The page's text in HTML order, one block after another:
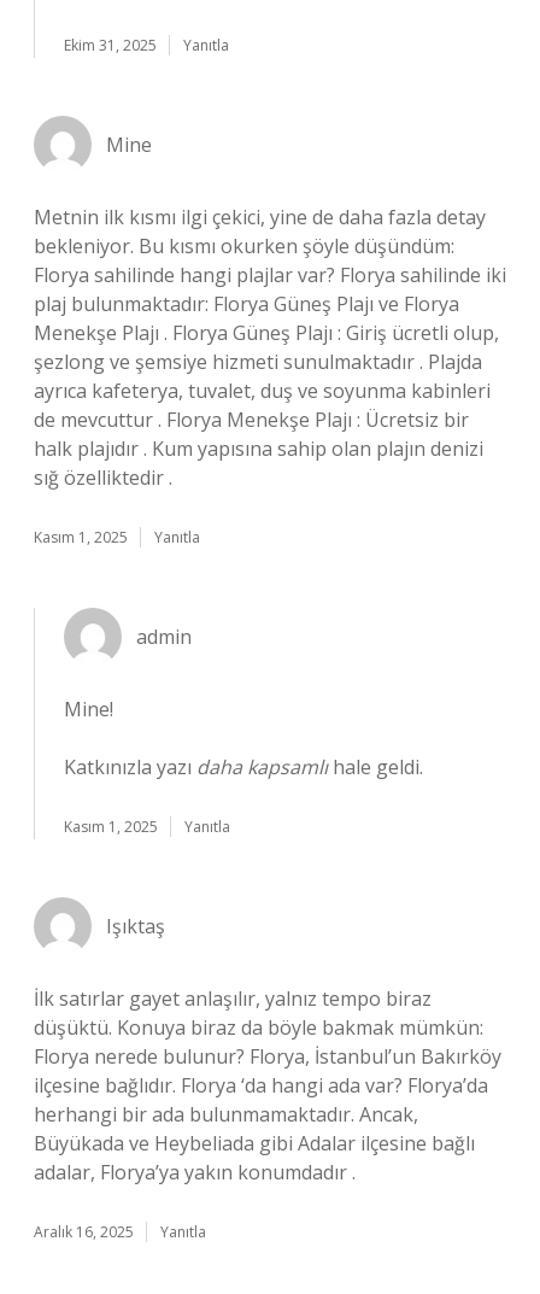
Ekim 31, 2025 Yanıtla
Mine
Metnin ilk kısmı ilgi çekici, yine de daha fazla detay
bekleniyor. Bu kısmı okurken şöyle düşündüm:
Florya sahilinde hangi plajlar var? Florya sahilinde iki
plaj bulunmaktadır: Florya Güneş Plajı ve Florya
Menekşe Plajı . Florya Güneş Plajı : Giriş ücretli olup,
şezlong ve şemsiye hizmeti sunulmaktadır . Plajda
ayrıca kafeterya, tuvalet, duş ve soyunma kabinleri
de mevcuttur . Florya Menekşe Plajı : Ücretsiz bir
halk plajıdır . Kum yapısına sahip olan plajın denizi
sığ özelliktedir .
Kasım 1, 2025 Yanıtla
admin
Mine!
Katkınızla yazı daha kapsamlıhale geldi.
Kasım 1, 2025 Yanıtla
Işıktaş
İlk satırlar gayet anlaşılır, yalnız tempo biraz
düşüktü. Konuya biraz da böyle bakmak mümkün:
Florya nerede bulunur? Florya, İstanbul’un Bakırköy
ilçesine bağlıdır. Florya ‘da hangi ada var? Florya’da
herhangi bir ada bulunmamaktadır. Ancak,
Büyükada ve Heybeliada gibi Adalar ilçesine bağlı
adalar, Florya’ya yakın konumdadır .
Aralık 16, 2025 Yanıtla